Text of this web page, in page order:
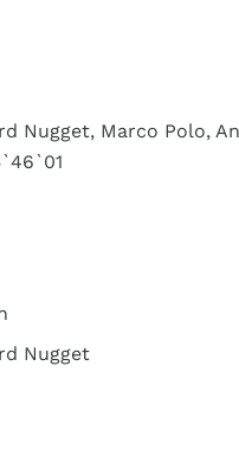
Nugget, Marco Polo,
Nugget